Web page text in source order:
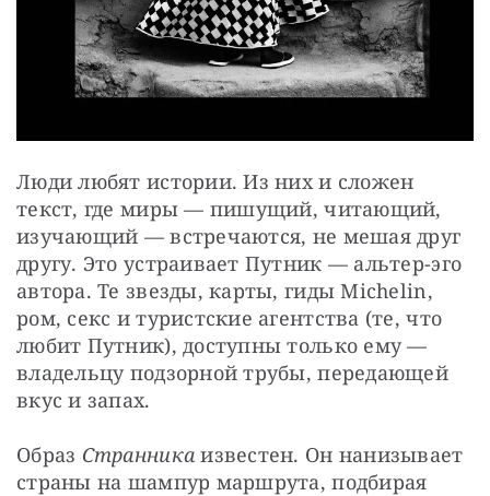
Люди любят истории. Из них и сложен
текст, где миры — пишущий, читающий,
изучающий — встречаются, не мешая друг
другу. Это устраивает Путник — альтер-эго
автора. Те звезды, карты, гиды Michelin,
ром, секс и туристские агентства (те, что
любит Путник), доступны только ему —
владельцу подзорной трубы, передающей
вкус и запах.
Образ Странника известен. Он нанизывает
страны на шампур маршрута, подбирая